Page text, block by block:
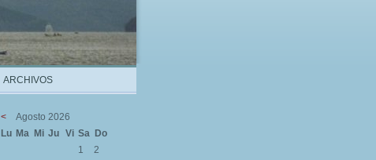
ARCHIVOS
<
Agosto 2026
Lu Ma Mi Ju Vi Sa Do
1
2